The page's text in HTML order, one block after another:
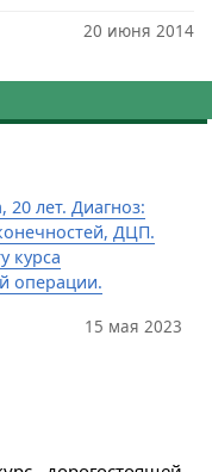
20 июня 2014
лет. Диагноз:
ДЦП.
курса
операции.
15 мая 2023